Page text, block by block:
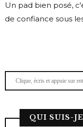
Un pad bien posé,
de confiance sous
QUI SUIS-JE